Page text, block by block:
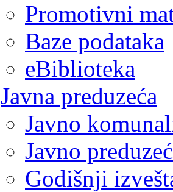
Promotivni
Baze podataka
eBiblioteka
Javna preduzeća
Javno
Javno
Godišnji